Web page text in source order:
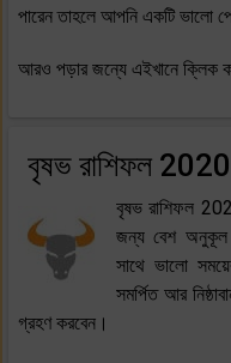
পারেন তাহলে আপনি একটি ভালো
আরও পড়ার জন্যে এইখানে ক্লিক
বৃষভ রাশিফল
বৃষভ রাশিফল
জন্য বেশ অনুকূল
সাথে ভালো
সমর্পিত আর
গ্রহণ করবেন।